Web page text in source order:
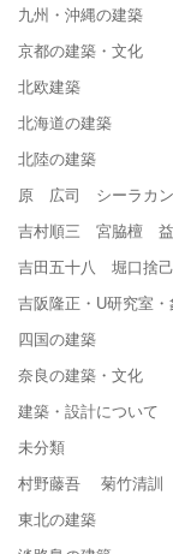
九州・沖縄の建築
京都の建築・文化
北欧建築
北海道の建築
北陸の建築
原 広司 シーラカ
吉村順三 宮脇檀
吉田五十八 堀口
吉阪隆正・U研究室
四国の建築
奈良の建築・文化
建築・設計について
未分類
村野藤吾 菊竹清
東北の建築